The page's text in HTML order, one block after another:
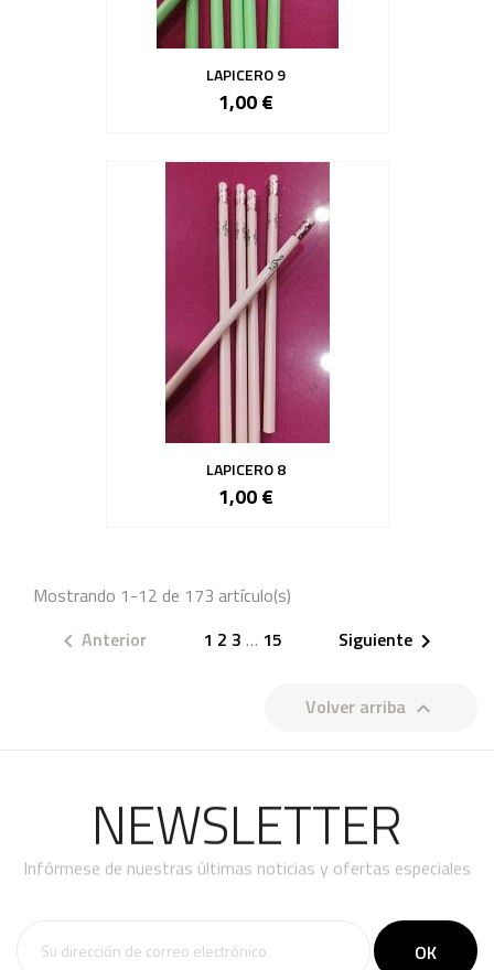
LAPICERO 9
1,00 €
LAPICERO 8
1,00 €
Mostrando 1-12 de 173 artículo(s)
 Anterior 1 2 3 … 15 Siguiente 
Volver arriba 
NEWSLETTER
Infórmese de nuestras últimas noticias y ofertas especiales